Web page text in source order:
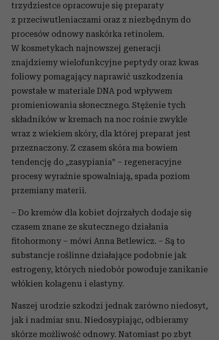
trzydziestce opracowuje się preparaty
z przeciwutleniaczami oraz z niezbędnym do
procesów odnowy naskórka retinolem.
W kosmetykach najnowszej generacji
znajdziemy wielofunkcyjne peptydy oraz kwas
foliowy pomagający naprawić uszkodzenia
powstałe w materiale DNA pod wpływem
promieniowania słonecznego. Stężenie tych
składników w kremach na noc rośnie zwykle
wraz z wiekiem skóry, dla której preparat jest
przeznaczony. Z czasem skóra ma bowiem
tendencję do „zasypiania” – regeneracyjne
procesy wyraźnie spowalniają, spada poziom
przemiany materii.
– Do kremów dla kobiet dojrzałych dodaje się
czasem znane ze skutecznego działania
fitohormony – mówi Anna Betlewicz. – Są to
substancje roślinne działające podobnie jak
estrogeny, których niedobór powoduje zanikanie
włókien kolagenu i elastyny.
Naszej urodzie szkodzi jednak zarówno niedosyt,
jak i nadmiar snu. Niedosypiając, odbieramy
skórze możliwość odnowy. Natomiast po zbyt